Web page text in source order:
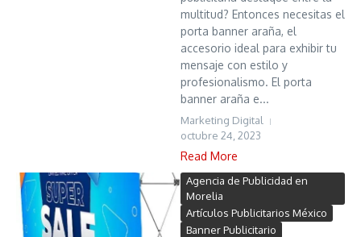
multitud? Entonces necesitas el
porta banner araña, el
accesorio ideal para exhibir tu
mensaje con estilo y
profesionalismo. El porta
banner araña e...
Marketing Digital
octubre 24, 2023
Read More
Agencia de Publicidad en
Morelia
Artículos Publicitarios México
Banner Publicitario